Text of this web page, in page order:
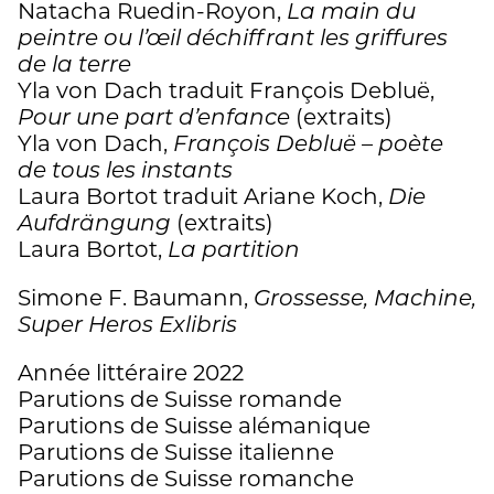
Natacha Ruedin-Royon, La main du
peintre ou l’œil déchiffrant les griffures
de la terre
Yla von Dach traduit François Debluë,
Pour une part d’enfance (extraits)
Yla von Dach, François Debluë – poète
de tous les instants
Laura Bortot traduit Ariane Koch, Die
Aufdrängung (extraits)
Laura Bortot, La partition
Simone F. Baumann, Grossesse, Machine,
Super Heros Exlibris
Année littéraire 2022
Parutions de Suisse romande
Parutions de Suisse alémanique
Parutions de Suisse italienne
Parutions de Suisse romanche